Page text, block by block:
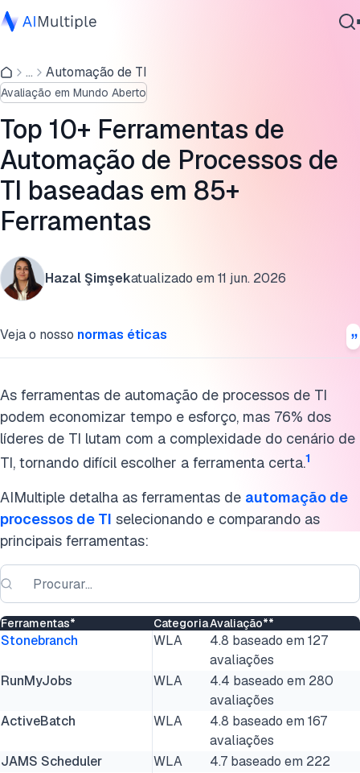
IA Agêntica
Segurança cibernética
Dados
Software Empresarial
Serviços
... Automação de TI
Avaliação em Mundo Aberto
Top 10+ Ferramentas de
Automação de Processos de
TI baseadas em 85+
Ferramentas
Hazal Şimşekatualizado em 11 jun. 2026
Veja o nosso normas éticas
As ferramentas de automação de processos de TI
podem economizar tempo e esforço, mas 76% dos
líderes de TI lutam com a complexidade do cenário de
TI, tornando difícil escolher a ferramenta certa.1
AIMultiple detalha as ferramentas de automação de
processos de TI selecionando e comparando as
principais ferramentas:
Ferramentas* CategoriaAvaliação**
Stonebranch WLA
4.8 baseado em 127
avaliações
RunMyJobs
WLA
4.4 baseado em 280
avaliações
ActiveBatch
WLA
4.8 baseado em 167
avaliações
JAMS Scheduler
WLA
4.7 baseado em 222
Ferramentas de automação de processos de TI
selecionadas
Quais são os diferentes tipos de ferramentas de ITPA?
Perguntas frequentes
Leitura adicional